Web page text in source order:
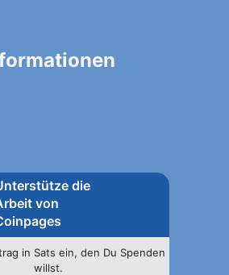
die
von
in Sats ein, den Du Spenden
willst.